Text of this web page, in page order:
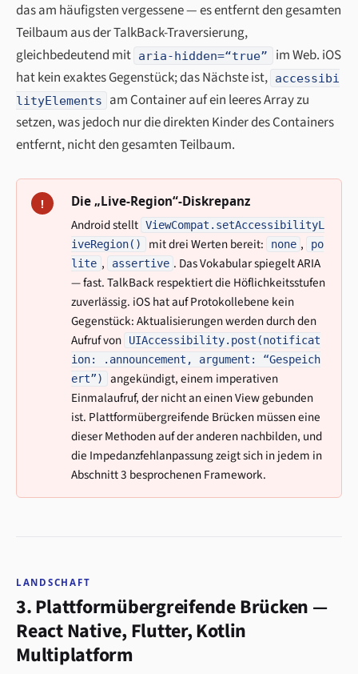
das am häufigsten vergessene — es entfernt den gesamten
Teilbaum aus der TalkBack-Traversierung,
gleichbedeutend mit aria-hidden=“true”
im Web. iOS
hat kein exaktes Gegenstück; das Nächste ist, accessibi
lityElements
am Container auf ein leeres Array zu
setzen, was jedoch nur die direkten Kinder des Containers
entfernt, nicht den gesamten Teilbaum.
! Die „Live-Region“-Diskrepanz
Android stellt ViewCompat.setAccessibilityL
iveRegion()
mit drei Werten bereit: none ,
po
lite , assertive . Das Vokabular spiegelt ARIA
— fast. TalkBack respektiert die Höflichkeitsstufen
zuverlässig. iOS hat auf Protokollebene kein
Gegenstück: Aktualisierungen werden durch den
Aufruf von
UIAccessibility.post(notificat
ion: .announcement, argument: “Gespeich
ert”)
angekündigt, einem imperativen
Einmalaufruf, der nicht an einen View gebunden
ist. Plattformübergreifende Brücken müssen eine
dieser Methoden auf der anderen nachbilden, und
die Impedanzfehlanpassung zeigt sich in jedem in
Abschnitt 3 besprochenen Framework.
LANDSCHAFT
3. Plattformübergreifende Brücken —
React Native, Flutter, Kotlin
Multiplatform